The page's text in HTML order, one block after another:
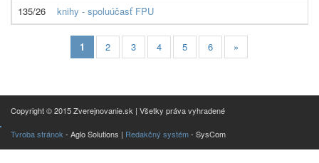
135/26
knihy - spoluúčasť FPU
1 2 3 4 5 6 »
Copyright © 2015 Zverejnovanie.sk | Všetky práva vyhradené
Tvroba stránok - Aglo Solutions | Redakčný systém- SysCom